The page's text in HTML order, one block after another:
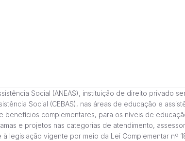
Social (ANEAS), instituição de direito privado
Social (CEBAS), nas áreas de educação e
benefícios complementares, para os níveis de
e projetos nas categorias de atendimento,
legislação vigente por meio da Lei Complementar nº